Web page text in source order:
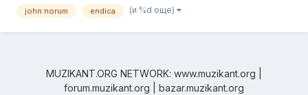
Boogie Lonestar Special озвучено съ...
john norum endica (и %d още)
MUZIKANT.ORG NETWORK: www.muzikant.org |
forum.muzikant.org | bazar.muzikant.org